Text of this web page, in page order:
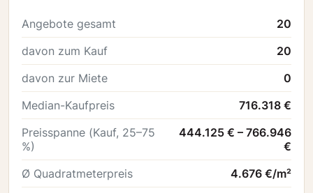
Angebote gesamt
20
davon zum Kauf
20
davon zur Miete
0
Median-Kaufpreis
716.318 €
Preisspanne (Kauf, 25–75
%)
444.125 € – 766.946
€
Ø Quadratmeterpreis
4.676 €/m²